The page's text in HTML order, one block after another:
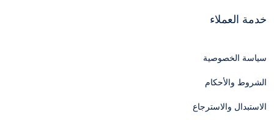
خدمة العملاء
سياسة الخصوصية
الشروط والأحكام
الاستبدال والاسترجاع